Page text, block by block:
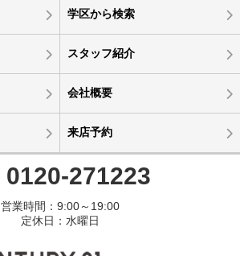
学区から検索
スタッフ紹介
会社概要
来店予約
0120-271223
営業時間：9:00～19:00
定休日：水曜日